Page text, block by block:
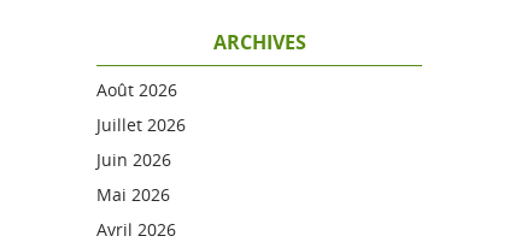
ARCHIVES
Août 2026
Juillet 2026
Juin 2026
Mai 2026
Avril 2026